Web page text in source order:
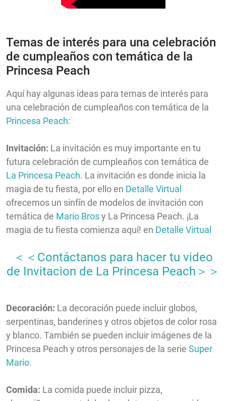
Temas de interés para una celebración
de cumpleaños con temática de la
Princesa Peach
Aquí hay algunas ideas para temas de interés para
una celebración de cumpleaños con temática de la
Princesa Peach:
Invitación: La invitación es muy importante en tu
futura celebración de cumpleaños con temática de
La Princesa Peach. La invitación es donde inicia la
magia de tu fiesta, por ello en Detalle Virtual
ofrecemos un sinfín de modelos de invitación con
temática de Mario Brosy La Princesa Peach. ¡La
magia de tu fiesta comienza aquí! en Detalle Virtual
＜＜Contáctanos para hacer tu video
de Invitacion de La Princesa Peach＞＞
Decoración: La decoración puede incluir globos,
serpentinas, banderines y otros objetos de color rosa
y blanco. También se pueden incluir imágenes de la
Princesa Peach y otros personajes de la serie Super
Mario.
Comida: La comida puede incluir pizza,